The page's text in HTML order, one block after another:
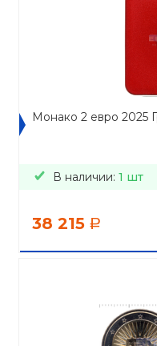
Монако 2 евро 2025
В наличии: 1 шт
38 215 a